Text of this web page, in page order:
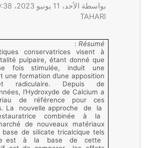
بواسطة الأحد، 11 يونيو 2023، 9:38 PM -
TAHARI
Résumé
:
conservatrices visent à
pulpaire, étant donné que
fois stimulée, induit une
une formation d’une apposition
radiculaire. Depuis de
l’Hydroxyde de Calcium a
de référence pour ces
La nouvelle approche de la
combinée à la
de nouveaux matériaux
de silicate tricalcique tels
est à la base de cette